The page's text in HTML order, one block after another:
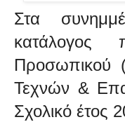
Στα
κατάλογος
Προσωπικού
Τεχνών &
Σχολικό έτος